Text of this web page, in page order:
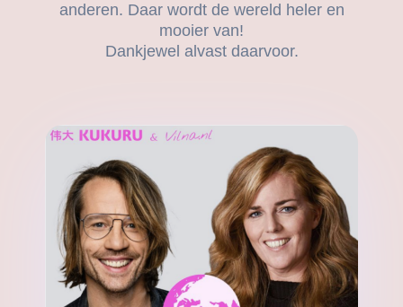
anderen. Daar wordt de wereld heler en
mooier van!
Dankjewel alvast daarvoor.